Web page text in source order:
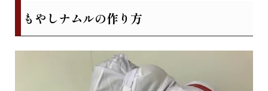
もやしナムルの作り方